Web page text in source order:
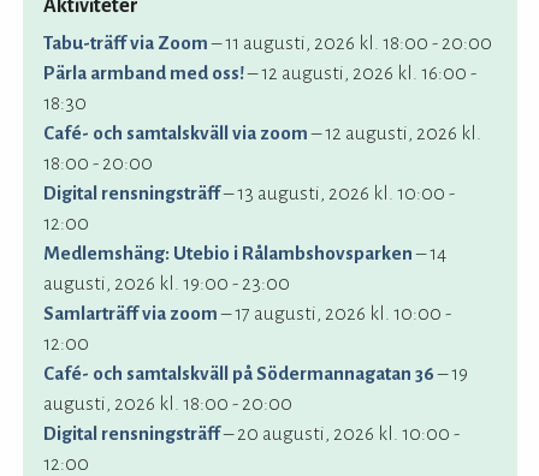
Aktiviteter
Tabu-träff via Zoom– 11 augusti, 2026 kl. 18:00 - 20:00
Pärla armband med oss!– 12 augusti, 2026 kl. 16:00 -
18:30
Café- och samtalskväll via zoom– 12 augusti, 2026 kl.
18:00 - 20:00
Digital rensningsträff– 13 augusti, 2026 kl. 10:00 -
12:00
Medlemshäng: Utebio i Rålambshovsparken– 14
augusti, 2026 kl. 19:00 - 23:00
Samlarträff via zoom– 17 augusti, 2026 kl. 10:00 -
12:00
Café- och samtalskväll på Södermannagatan 36– 19
augusti, 2026 kl. 18:00 - 20:00
Digital rensningsträff– 20 augusti, 2026 kl. 10:00 -
12:00